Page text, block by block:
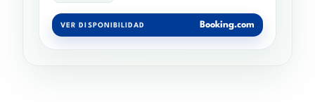
VER DISPONIBILIDAD Booking.com